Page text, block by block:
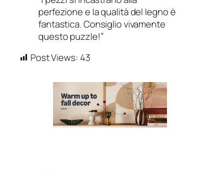
perfezione e la qualità del legno è
fantastica. Consiglio vivamente
questo puzzle!”
Post Views: 43